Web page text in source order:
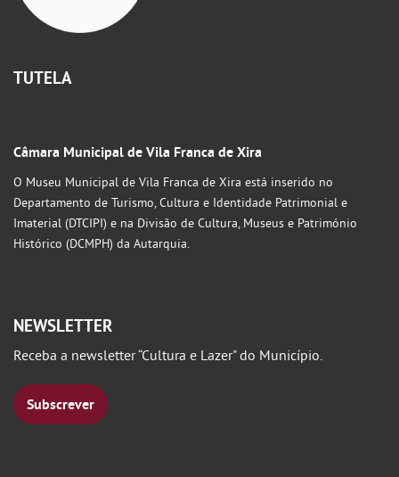
TUTELA
Câmara Municipal de Vila Franca de Xira
O Museu Municipal de Vila Franca de Xira está inserido no
Departamento de Turismo, Cultura e Identidade Patrimonial e
Imaterial (DTCIPI) e na Divisão de Cultura, Museus e Património
Histórico (DCMPH) da Autarquia.
NEWSLETTER
Receba a newsletter “Cultura e Lazer" do Município.
Subscrever